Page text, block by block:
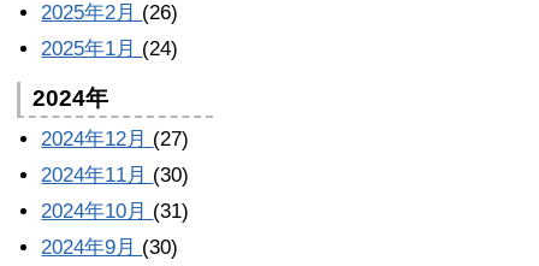
2025年2月 (26)
2025年1月 (24)
2024年
2024年12月 (27)
2024年11月 (30)
2024年10月 (31)
2024年9月 (30)